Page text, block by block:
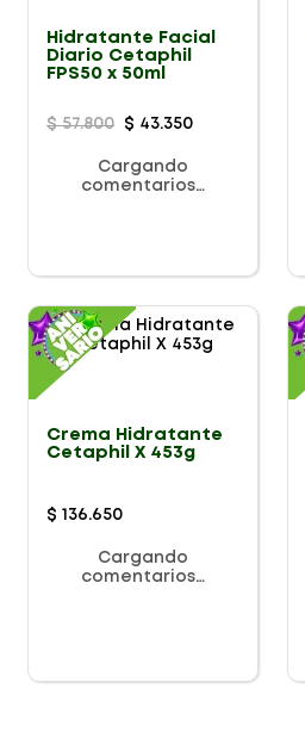
Hidratante Facial
Diario Cetaphil
FPS50 x 50ml
$ 57.800 $ 43.350
Cargando
comentarios…
Crema Hidratante
Cetaphil X 453g
$ 136.650
Cargando
comentarios…